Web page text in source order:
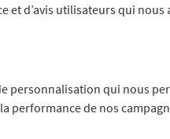
Une voiture en
remplacement
et d’avis utilisateurs qui
personnalisation qui nous
performance de nos